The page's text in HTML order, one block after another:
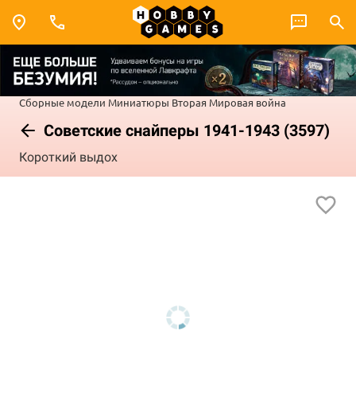
Сборные модели Миниатюры Вторая Мировая война
Советские снайперы 1941-1943 (3597)
Короткий выдох